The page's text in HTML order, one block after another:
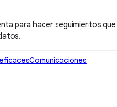
para hacer seguimientos que
Comunicaciones